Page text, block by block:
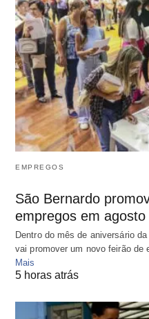
EMPREGOS
São Bernardo
empregos em agosto
Dentro do mês de aniversário
vai promover um novo feirão de
Mais
5 horas atrás